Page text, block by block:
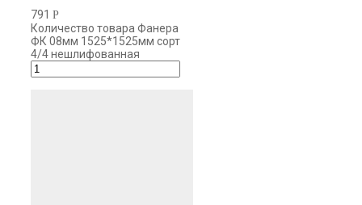
791 Р
Количество товара Фанера
ФК 08мм 1525*1525мм сорт
4/4 нешлифованная